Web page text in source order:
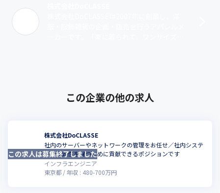
この企業の他の求人
株式会社DoCLASSE
社内のサーバーやネットワークの管理をお任せ／社内システ
ムの安定性を保つために貢献できるポジションです
インフラエンジニア
東京都
年収 : 480-700万円
この求人は募集終了しました